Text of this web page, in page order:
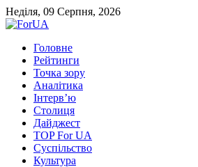
Неділя, 09 Серпня, 2026
Головне
Рейтинги
Точка зору
Аналітика
Інтерв’ю
Столиця
Дайджест
TOP For UA
Суспiльство
Культура